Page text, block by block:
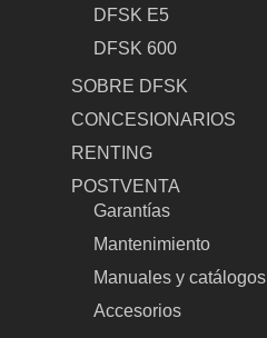
DFSK E5
DFSK 600
SOBRE DFSK
CONCESIONARIOS
RENTING
POSTVENTA
Garantías
Mantenimiento
Manuales y catálogos
Accesorios